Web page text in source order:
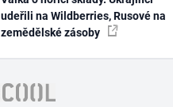
udeřili na Wildberries, Rusové na
zemědělské zásoby